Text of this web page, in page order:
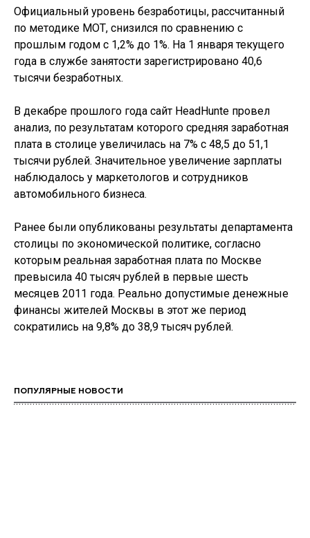
Официальный уровень безработицы, рассчитанный
по методике МОТ, снизился по сравнению с
прошлым годом с 1,2% до 1%. На 1 января текущего
года в службе занятости зарегистрировано 40,6
тысячи безработных.
В декабре прошлого года сайт HeadHunte провел
анализ, по результатам которого средняя заработная
плата в столице увеличилась на 7% с 48,5 до 51,1
тысячи рублей. Значительное увеличение зарплаты
наблюдалось у маркетологов и сотрудников
автомобильного бизнеса.
Ранее были опубликованы результаты департамента
столицы по экономической политике, согласно
которым реальная заработная плата по Москве
превысила 40 тысяч рублей в первые шесть
месяцев 2011 года. Реально допустимые денежные
финансы жителей Москвы в этот же период
сократились на 9,8% до 38,9 тысяч рублей.
ПОПУЛЯРНЫЕ НОВОСТИ